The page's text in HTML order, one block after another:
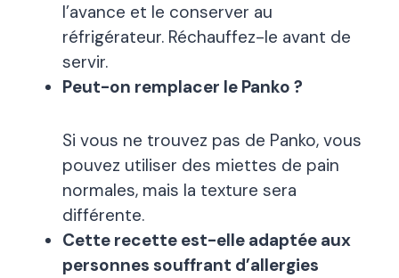
l’avance et le conserver au
réfrigérateur. Réchauffez-le avant de
servir.
Peut-on remplacer le Panko ?
Si vous ne trouvez pas de Panko, vous
pouvez utiliser des miettes de pain
normales, mais la texture sera
différente.
Cette recette est-elle adaptée aux
personnes souffrant d’allergies